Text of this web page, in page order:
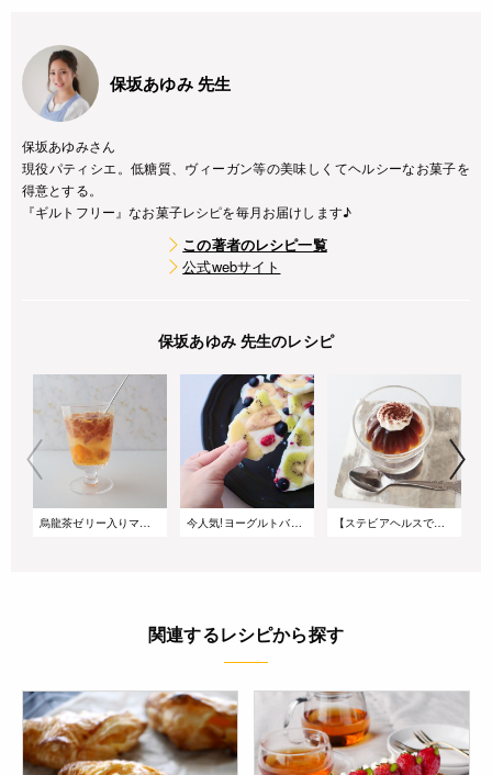
保坂あゆみ 先生
保坂あゆみさん
現役パティシエ。低糖質、ヴィーガン等の美味しくてヘルシーなお菓子を
得意とする。
『ギルトフリー』なお菓子レシピを毎月お届けします♪
この著者のレシピ一覧
公式webサイト
保坂あゆみ 先生のレシピ
烏龍茶ゼリー入りマンゴードリンク|夏に爽やか炭酸レシピ 今人気!ヨーグルトバーク|水切りヨーグルトで簡単アイス 【ステビアヘルスで低糖質】レトロ喫茶風!寒天コーヒーゼリー
関連するレシピから探す